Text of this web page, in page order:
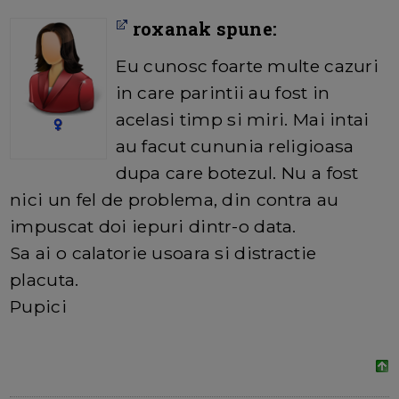
roxanak spune:
Eu cunosc foarte multe cazuri
in care parintii au fost in
acelasi timp si miri. Mai intai
au facut cununia religioasa
dupa care botezul. Nu a fost
nici un fel de problema, din contra au
impuscat doi iepuri dintr-o data.
Sa ai o calatorie usoara si distractie
placuta.
Pupici